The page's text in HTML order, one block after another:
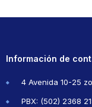
Información de
4 Avenida 10-25
PBX: (502) 2368